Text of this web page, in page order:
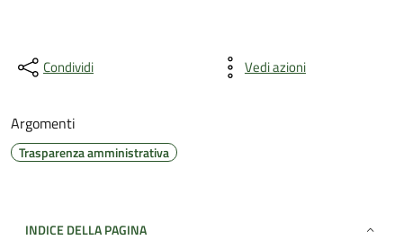
Condividi Vedi azioni
Argomenti
Trasparenza amministrativa
INDICE DELLA PAGINA